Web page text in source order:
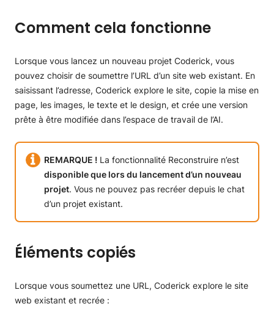
Quitter d’une plateforme obsolète
Passer depuis un autre Website Builder
Créer des prototypes pour vos clients
Créer un site inspiré d’un design de référence
Conseils
Comment cela fonctionne
Lorsque vous lancez un nouveau projet Coderick, vous
pouvez choisir de soumettre l’URL d’un site web existant. En
saisissant l’adresse, Coderick explore le site, copie la mise en
page, les images, le texte et le design, et crée une version
prête à être modifiée dans l’espace de travail de l’AI.
REMARQUE ! La fonctionnalité Reconstruire n’est
disponible que lors du lancement d’un nouveau
projet. Vous ne pouvez pas recréer depuis le chat
d’un projet existant.
Éléments copiés
Lorsque vous soumettez une URL, Coderick explore le site
web existant et recrée :